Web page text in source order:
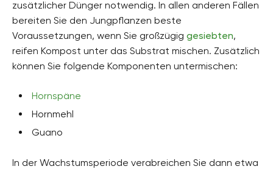
zusätzlicher Dünger notwendig. In allen anderen Fällen
bereiten Sie den Jungpflanzen beste
Voraussetzungen, wenn Sie großzügig gesiebten,
reifen Kompost unter das Substrat mischen. Zusätzlich
können Sie folgende Komponenten untermischen:
Hornspäne
Hornmehl
Guano
In der Wachstumsperiode verabreichen Sie dann etwa